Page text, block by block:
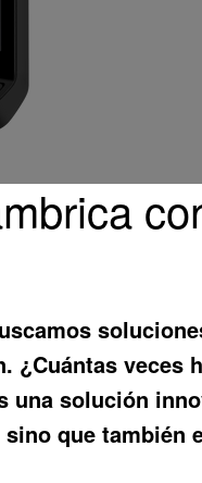
veces
una solución
que también